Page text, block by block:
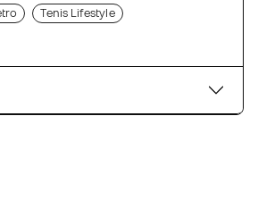
Tenis Lifestyle